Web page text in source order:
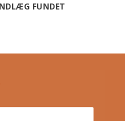
FUNDET